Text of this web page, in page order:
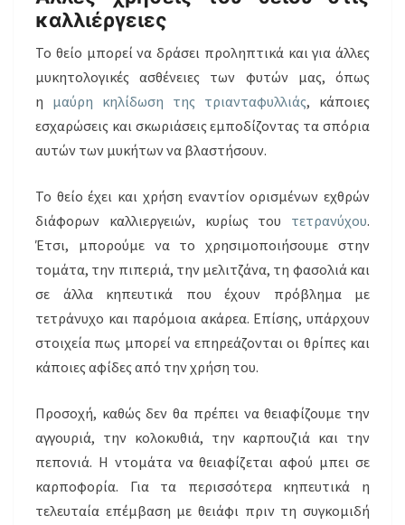
καλλιέργειες
Το θείο μπορεί να δράσει προληπτικά και για άλλες
μυκητολογικές ασθένειες των φυτών μας, όπως
η μαύρη κηλίδωση της τριανταφυλλιάς, κάποιες
εσχαρώσεις και σκωριάσεις εμποδίζοντας τα σπόρια
αυτών των μυκήτων να βλαστήσουν.
Το θείο έχει και χρήση εναντίον ορισμένων εχθρών
διάφορων καλλιεργειών, κυρίως του τετρανύχου.
Έτσι, μπορούμε να το χρησιμοποιήσουμε στην
τομάτα, την πιπεριά, την μελιτζάνα, τη φασολιά και
σε άλλα κηπευτικά που έχουν πρόβλημα με
τετράνυχο και παρόμοια ακάρεα. Επίσης, υπάρχουν
στοιχεία πως μπορεί να επηρεάζονται οι θρίπες και
κάποιες αφίδες από την χρήση του.
Προσοχή, καθώς δεν θα πρέπει να θειαφίζουμε την
αγγουριά, την κολοκυθιά, την καρπουζιά και την
πεπονιά. Η ντομάτα να θειαφίζεται αφού μπει σε
καρποφορία. Για τα περισσότερα κηπευτικά η
τελευταία επέμβαση με θειάφι πριν τη συγκομιδή